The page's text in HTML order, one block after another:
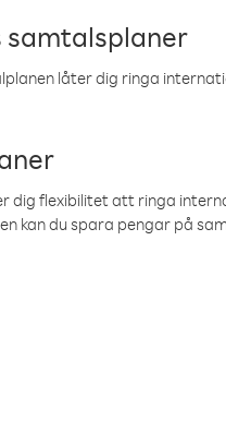
samtalsplaner
låter dig ringa
dig flexibilitet att ringa
kan du spara pengar på